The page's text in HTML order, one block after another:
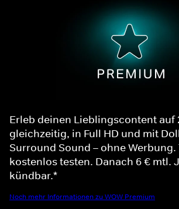
Erleb deinen Lieblingscontent auf
gleichzeitig, in Full HD und mit
Surround Sound – ohne Werbung.
kostenlos testen. Danach 6 € mtl.
kündbar.*
Noch mehr Informationen zu WOW Premium